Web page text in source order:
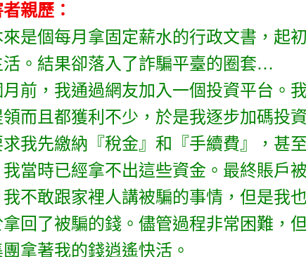
親歷：
是個每月拿固定薪水的行政文書，起
活。結果卻落入了詐騙平臺的圈套…
前，我通過網友加入一個投資平台。
而且都獲利不少，於是我逐步加碼投
我先繳納『稅金』和『手續費』，甚
當時已經拿不出這些資金。最終賬戶
不敢跟家裡人講被騙的事情，但是我
回了被騙的錢。儘管過程非常困難，
拿著我的錢逍遙快活。